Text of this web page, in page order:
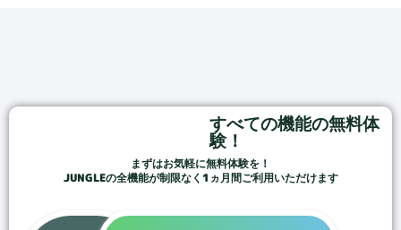
すべての機能の無料体
験！
まずはお気軽に無料体験を！
JUNGLEの全機能が制限なく1ヵ月間ご利用いただけます